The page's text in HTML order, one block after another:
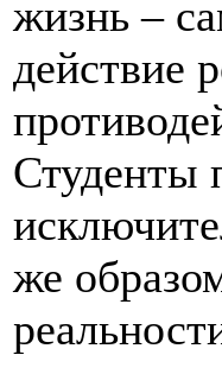
жизнь –
действие
Студенты
же